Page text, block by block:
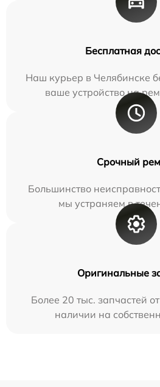
Бесплатная
Наш курьер в Челябинске
ваше устройство на
Срочный
Большинство
мы устраняем в
Оригинальные
Более 20 тыс. запчастей
наличии на